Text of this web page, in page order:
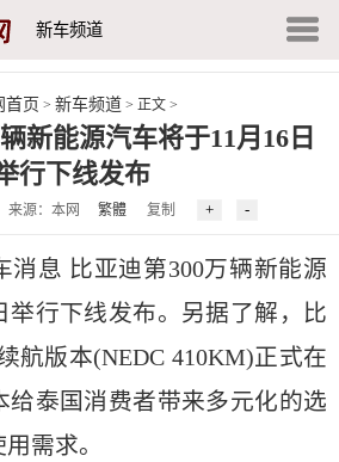
新车频道
首页 > 新车频道 > 正文 >
新能源汽车将于11月16日
行下线发布
来源：本网 繁體 复制
息 比亚迪第300万辆新能源
举行下线发布。另据了解，比
航版本(NEDC 410KM)正式在
给泰国消费者带来多元化的选
需求。